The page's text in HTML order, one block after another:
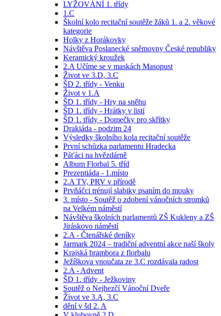
LYŽOVÁNÍ 1. třídy
1.C
Školní kolo recitační soutěže žáků 1. a 2. věkové
kategorie
Holky z Horákovky
Návštěva Poslanecké sněmovny České republiky
Keramický kroužek
2.A Učíme se v maskách Masopust
Život ve 3.D, 3.C
ŠD 2. třídy - Venku
Život v 1.A
ŠD 1. třídy - Hry na sněhu
ŠD 1. třídy - Hrátky v listí
ŠD 1. třídy - Domečky pro skřítky
Drakiáda - podzim 24
Výsledky školního kola recitační soutěže
První schůzka parlamentu Hradecka
Páťáci na hvězdárně
Album Florbal 5. tříd
Prezentiáda - 1.místo
2.A TV, PRV v přírodě
Prvňáčci trénují slabiky psaním do mouky
3. místo - Soutěž o zdobení vánočních stromků
na Velkém náměstí
Návštěva školních parlamentů ZŠ Kukleny a ZŠ
Jiráskovo náměstí
2.A - Čtenářské deníky
Jarmark 2024 – tradiční adventní akce naší školy
Krajská brambora z florbalu
Ježíškova vnoučata ze 3.C rozdávala radost
2.A - Advent
ŠD 1. třídy - Ježkoviny
Soutěž o Nejhezčí Vánoční Dveře
Život ve 3.A, 3.C
dění v šd 2. A